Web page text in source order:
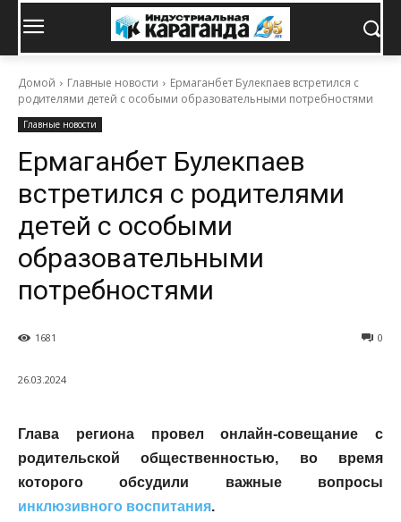
Домой Главные новости
Ермаганбет Булекпаев встретился с
родителями детей с особыми образовательными потребностями
Главные новости
Ермаганбет Булекпаев
встретился с родителями
детей с особыми
образовательными
потребностями
0
1681
26.03.2024
Глава региона провел онлайн-совещание с
родительской общественностью, во время
которого обсудили важные вопросы
инклюзивного воспитания.